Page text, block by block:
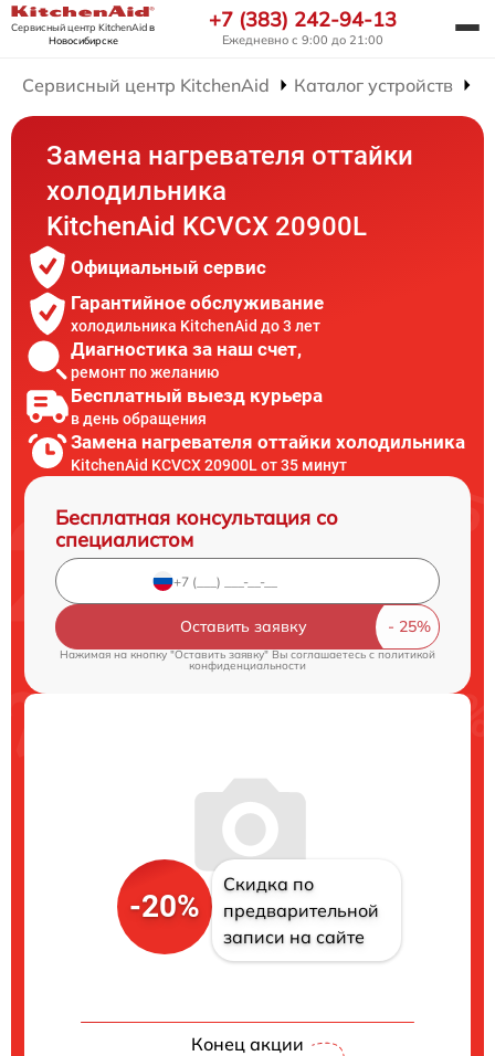
Сервисный центр KitchenAidв
Новосибирске
+7 (383) 242-94-13
Ежедневно с 9:00 до 21:00
Сервисный центр KitchenAid Каталог устройств
Замена нагревателя оттайки
холодильника
KitchenAid KCVCX 20900L
Официальный сервис
Гарантийное обслуживание
холодильника KitchenAid до 3 лет
Диагностика за наш счет,
ремонт по желанию
Бесплатный выезд курьера
в день обращения
Замена нагревателя оттайки холодильника
KitchenAid KCVCX 20900L от 35 минут
Бесплатная консультация со
специалистом
Оставить заявку
Нажимая на кнопку "Оставить заявку" Вы соглашаетесь cполитикой
конфиденциальности
-20%
Скидка по
предварительной
записи на сайте
Конец акции